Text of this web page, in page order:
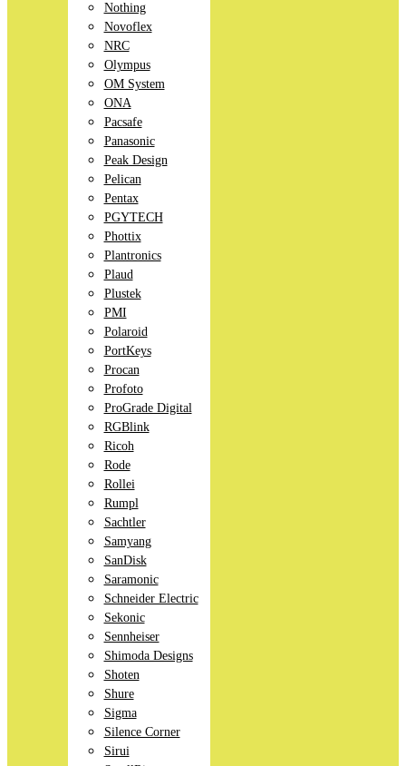
Nothing
Novoflex
NRC
Olympus
OM System
ONA
Pacsafe
Panasonic
Peak Design
Pelican
Pentax
PGYTECH
Phottix
Plantronics
Plaud
Plustek
PMI
Polaroid
PortKeys
Procan
Profoto
ProGrade Digital
RGBlink
Ricoh
Rode
Rollei
Rumpl
Sachtler
Samyang
SanDisk
Saramonic
Schneider Electric
Sekonic
Sennheiser
Shimoda Designs
Shoten
Shure
Sigma
Silence Corner
Sirui